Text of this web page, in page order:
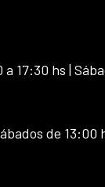
17:30 hs |
de 13:00